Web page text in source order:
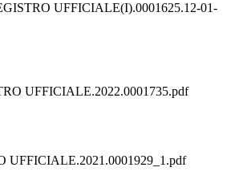
UFFICIALE(I).0001625.12-01-
UFFICIALE.2022.0001735.pdf
UFFICIALE.2021.0001929_1.pdf